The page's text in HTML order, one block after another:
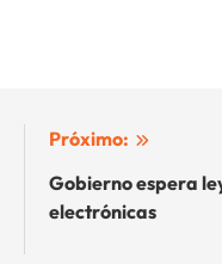
Próximo:
Gobierno espera
electrónicas